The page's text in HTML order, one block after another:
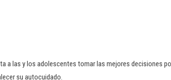
a las y los adolescentes tomar las mejores decisiones
su autocuidado.